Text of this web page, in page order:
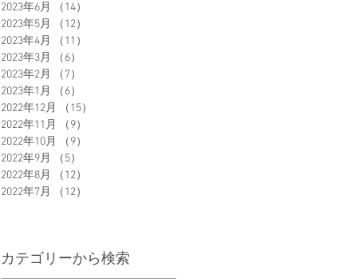
2023年6月
（14）
2023年5月
（12）
2023年4月
（11）
2023年3月
（6）
2023年2月
（7）
2023年1月
（6）
2022年12月
（15）
2022年11月
（9）
2022年10月
（9）
2022年9月
（5）
2022年8月
（12）
2022年7月
（12）
カテゴリーから検索